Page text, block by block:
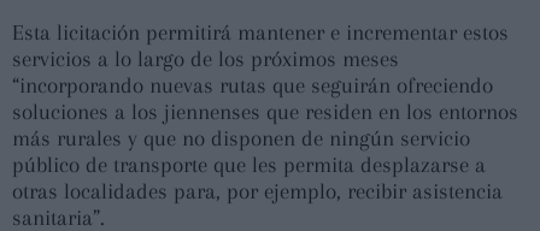
Esta licitación permitirá mantener e incrementar estos
servicios a lo largo de los próximos meses
“incorporando nuevas rutas que seguirán ofreciendo
soluciones a los jiennenses que residen en los entornos
más rurales y que no disponen de ningún servicio
público de transporte que les permita desplazarse a
otras localidades para, por ejemplo, recibir asistencia
sanitaria”.